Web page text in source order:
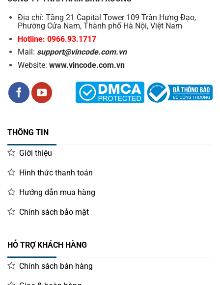
Địa chỉ: Tầng 21 Capital Tower 109 Trần Hưng Đạo,
Phường Cửa Nam, Thành phố Hà Nội, Việt Nam
Hotline: 0966.93.1717
Mail: support@vincode.com.vn
Website: www.vincode.com.vn
THÔNG TIN
Giới thiệu
Hình thức thanh toán
Hướng dẫn mua hàng
Chính sách bảo mật
HỖ TRỢ KHÁCH HÀNG
Chính sách bán hàng